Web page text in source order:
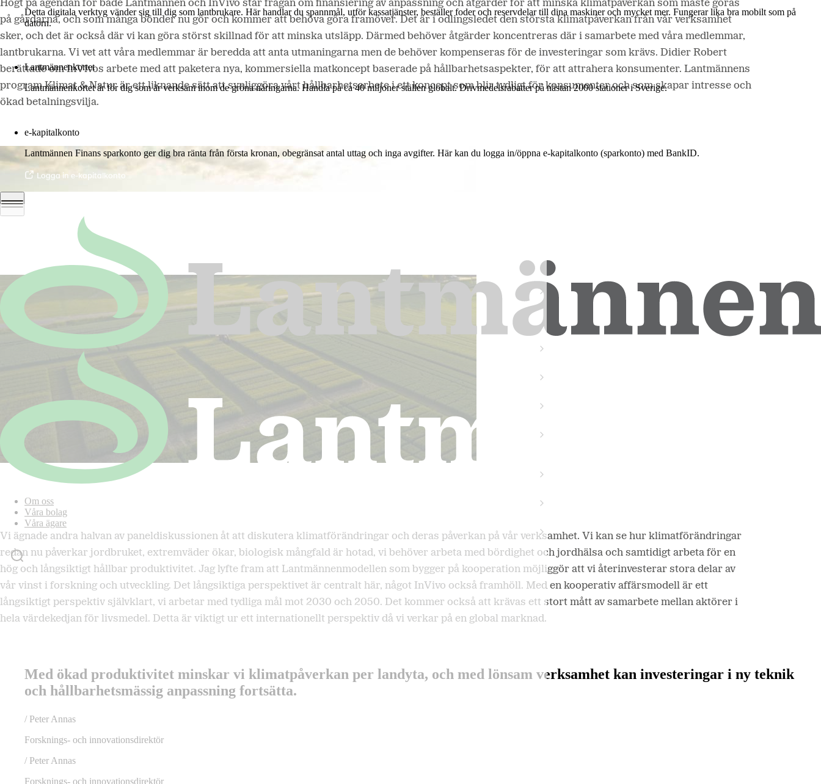
Detta digitala verktyg vänder sig till dig som lantbrukare. Här handlar du spannmål, utför kassatjänster, beställer foder och reservdelar till dina maskiner och mycket mer. Fungerar lika bra mobilt som på
datorn.
Lantmännenkortet
Lantmännenkortet är för dig som är verksam inom de gröna näringarna. Handla på ca 40 miljoner ställen globalt. Drivmedelsrabatter på nästan 2000 stationer i Sverige.
Logga in
e-kapitalkonto
Lantmännen Finans sparkonto ger dig bra ränta från första kronan, obegränsat antal uttag och inga avgifter. Här kan du logga in/öppna e-kapitalkonto (sparkonto) med BankID.
Logga in e-kapitalkonto
Om oss
Våra bolag
Våra ägare
Högt på agendan för både Lantmännen och InVivo står frågan om finansiering av anpassning och åtgärder för att minska klimatpåverkan som måste göras
på gårdarna, och som många bönder nu gör och kommer att behöva göra framöver. Det är i odlingsledet den största klimatpåverkan från vår verksamhet
sker, och det är också där vi kan göra störst skillnad för att minska utsläpp. Därmed behöver åtgärder koncentreras där i samarbete med våra medlemmar,
lantbrukarna. Vi vet att våra medlemmar är beredda att anta utmaningarna men de behöver kompenseras för de investeringar som krävs. Didier Robert
berättade om InVivos arbete med att paketera nya, kommersiella matkoncept baserade på hållbarhetsaspekter, för att attrahera konsumenter. Lantmännens
program Klimat & Natur är ett liknande sätt att synliggöra vårt hållbarhetsarbete i ett koncept som blir tydligt för konsumenter och som skapar intresse och
ökad betalningsvilja.
Vi ägnade andra halvan av paneldiskussionen åt att diskutera klimatförändringar och deras påverkan på vår verksamhet. Vi kan se hur klimatförändringar
redan nu påverkar jordbruket, extremväder ökar, biologisk mångfald är hotad, vi behöver arbeta med bördighet och jordhälsa och samtidigt arbeta för en
hög och långsiktigt hållbar produktivitet. Jag lyfte fram att Lantmännenmodellen som bygger på kooperation möjliggör att vi återinvesterar stora delar av
vår vinst i forskning och utveckling. Det långsiktiga perspektivet är centralt här, något InVivo också framhöll. Med en kooperativ affärsmodell är ett
långsiktigt perspektiv självklart, vi arbetar med tydliga mål mot 2030 och 2050. Det kommer också att krävas ett stort mått av samarbete mellan aktörer i
hela värdekedjan för livsmedel. Detta är viktigt ur ett internationellt perspektiv då vi verkar på en global marknad.
Med ökad produktivitet minskar vi klimatpåverkan per landyta, och med lönsam verksamhet kan investeringar i ny teknik
och hållbarhetsmässig anpassning fortsätta.
/ Peter Annas
Forsknings- och innovationsdirektör
/ Peter Annas